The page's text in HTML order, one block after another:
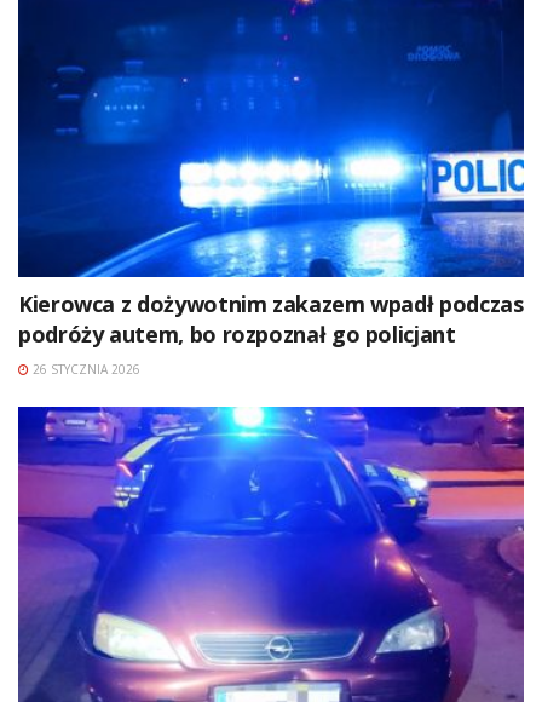
Kierowca z dożywotnim zakazem wpadł podczas
podróży autem, bo rozpoznał go policjant
26 STYCZNIA 2026